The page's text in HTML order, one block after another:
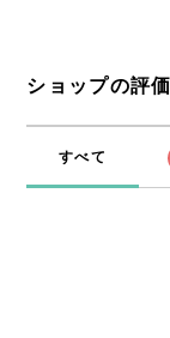
ショップの評価
すべて